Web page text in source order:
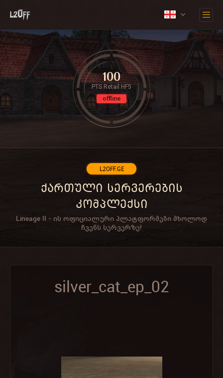
L2OFF.GE
ქართული სერვერების
კომპლექსი
Lineage II - ის ოფიციალური პლატფორმები მხოლოდ
ჩვენს სერვერზე!
100
PTS Retail HF5
offline
silver_cat_ep_02